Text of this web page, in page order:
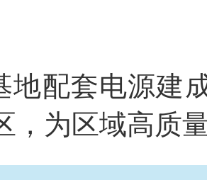
地配套电源建
，为区域高质